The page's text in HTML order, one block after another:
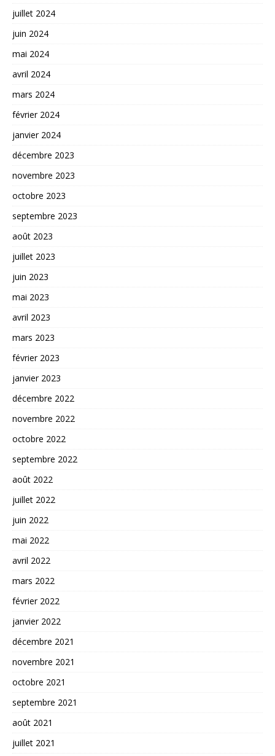
juillet 2024
juin 2024
mai 2024
avril 2024
mars 2024
février 2024
janvier 2024
décembre 2023
novembre 2023
octobre 2023
septembre 2023
août 2023
juillet 2023
juin 2023
mai 2023
avril 2023
mars 2023
février 2023
janvier 2023
décembre 2022
novembre 2022
octobre 2022
septembre 2022
août 2022
juillet 2022
juin 2022
mai 2022
avril 2022
mars 2022
février 2022
janvier 2022
décembre 2021
novembre 2021
octobre 2021
septembre 2021
août 2021
juillet 2021